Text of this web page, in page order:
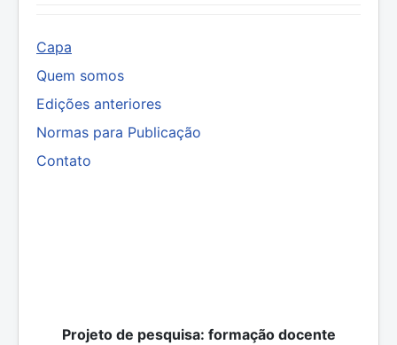
Capa
Quem somos
Edições anteriores
Normas para Publicação
Contato
Projeto de pesquisa: formação docente